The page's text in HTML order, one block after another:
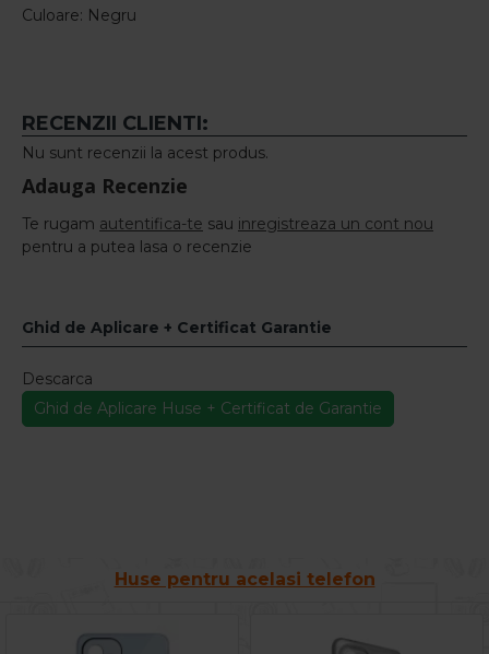
Culoare: Negru
RECENZII CLIENTI:
Nu sunt recenzii la acest produs.
Adauga Recenzie
Te rugam autentifica-te sau inregistreaza un cont nou
pentru a putea lasa o recenzie
Ghid de Aplicare + Certificat Garantie
Descarca
Ghid de Aplicare Huse + Certificat de Garantie
Huse pentru acelasi telefon